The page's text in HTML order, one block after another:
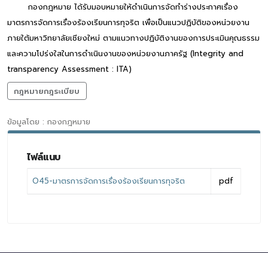
กองกฎหมาย ได้รับมอบหมายให้ดำเนินการจัดทำร่างประกาศเรื่อง
มาตรการจัดการเรื่องร้องเรียนการทุจริต เพื่อเป็นแนวปฏิบัติของหน่วยงาน
ภายใต้มหาวิทยาลัยเชียงใหม่ ตามแนวทางปฏิบัติงานของการประเมินคุณธรรม
และความโปร่งใสในการดำเนินงานของหน่วยงานภาครัฐ (Integrity and
transparency Assessment : ITA)
กฎหมายกฎระเบียบ
ข้อมูลโดย : กองกฎหมาย
ไฟล์แนบ
O45-มาตรการจัดการเรื่องร้องเรียนการทุจริต pdf